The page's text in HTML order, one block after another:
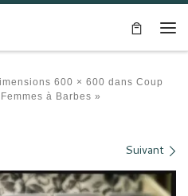
600 × 600 dans Coup
à Barbes »
Suivant